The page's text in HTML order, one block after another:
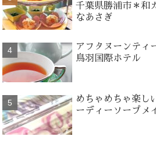
千葉県勝浦市＊和
なあさぎ
アフタヌーンティ
鳥羽国際ホテル
めちゃめちゃ楽し
ーディーソープメ